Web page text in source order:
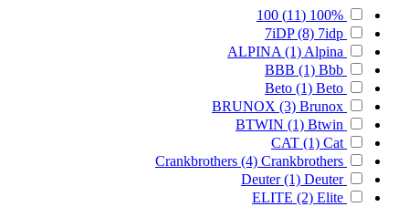
100%
(11)
100
7iDP (8) 7idp
ALPINA (1) Alpina
BBB (1) Bbb
Beto (1) Beto
BRUNOX (3) Brunox
BTWIN (1) Btwin
CAT (1) Cat
Crankbrothers (4) Crankbrothers
Deuter (1) Deuter
ELITE (2) Elite